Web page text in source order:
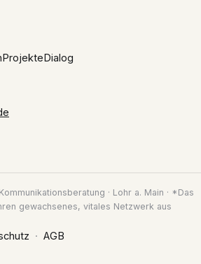
ProjekteDialog
· Lohr a. Main · *Das
gewachsenes, vitales Netzwerk aus
AGB